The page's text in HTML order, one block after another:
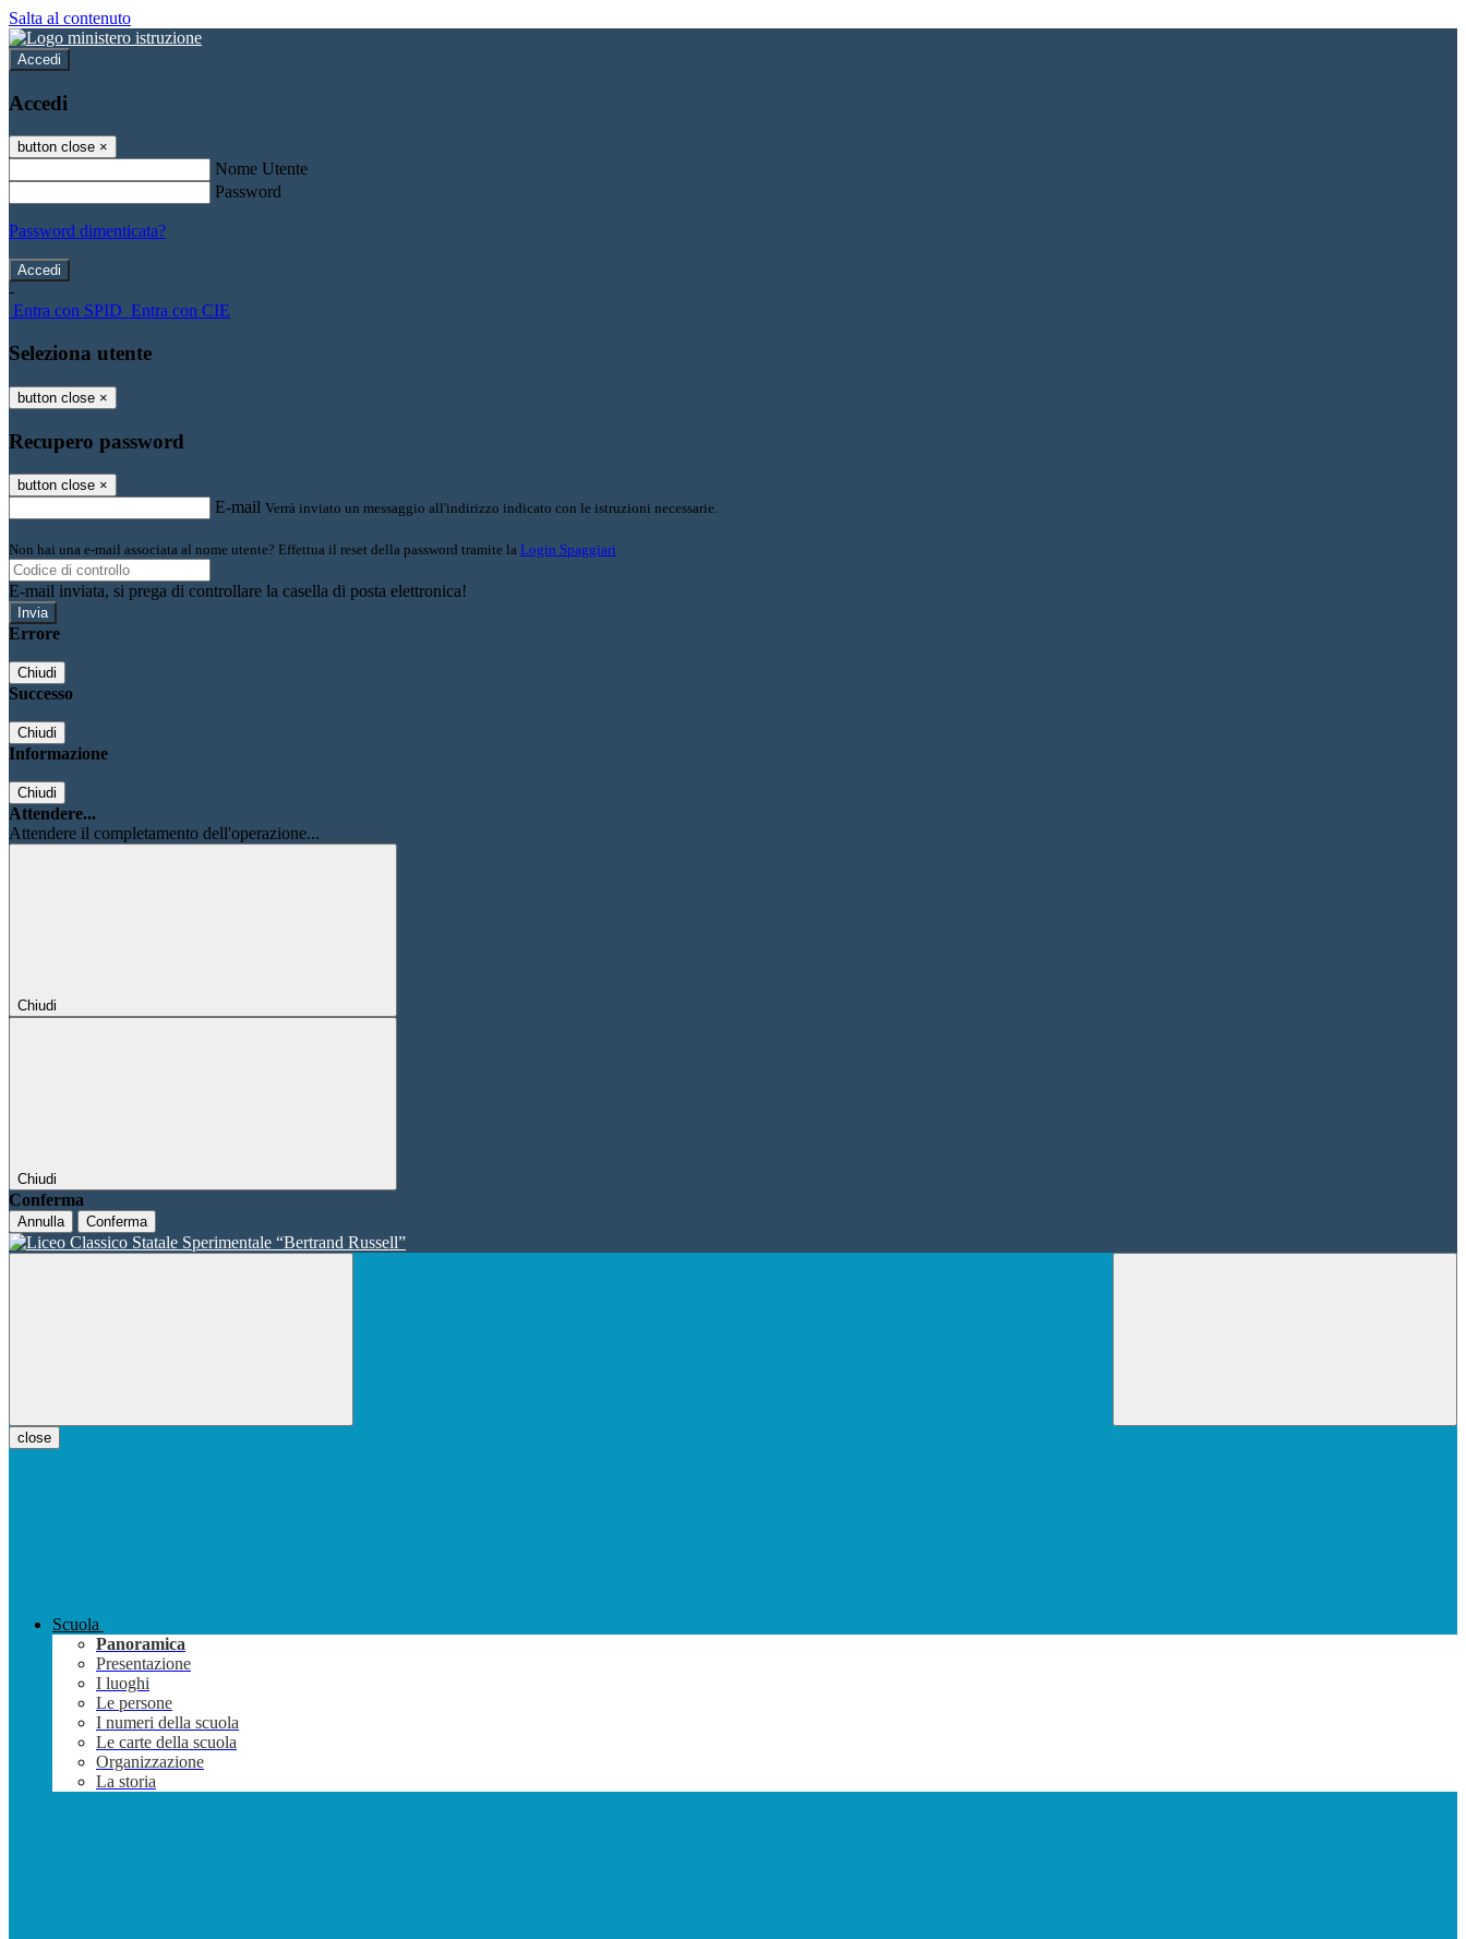
Salta al contenuto
Accedi
Accedi
button close ×
Nome Utente
Password
Password dimenticata?
-
Entra con SPID Entra con CIE
Seleziona utente
button close ×
Recupero password
button close ×
E-mail Verrà inviato un messaggio all'indirizzo indicato con le istruzioni necessarie.
Non hai una e-mail associata al nome utente? Effettua il reset della password tramite la Login Spaggiari
E-mail inviata, si prega di controllare la casella di posta elettronica!
Errore
Chiudi
Successo
Chiudi
Informazione
Chiudi
Attendere...
Attendere il completamento dell'operazione...
Chiudi
Chiudi
Conferma
Annulla Conferma
close
Scuola
Panoramica
Presentazione
I luoghi
Le persone
I numeri della scuola
Le carte della scuola
Organizzazione
La storia